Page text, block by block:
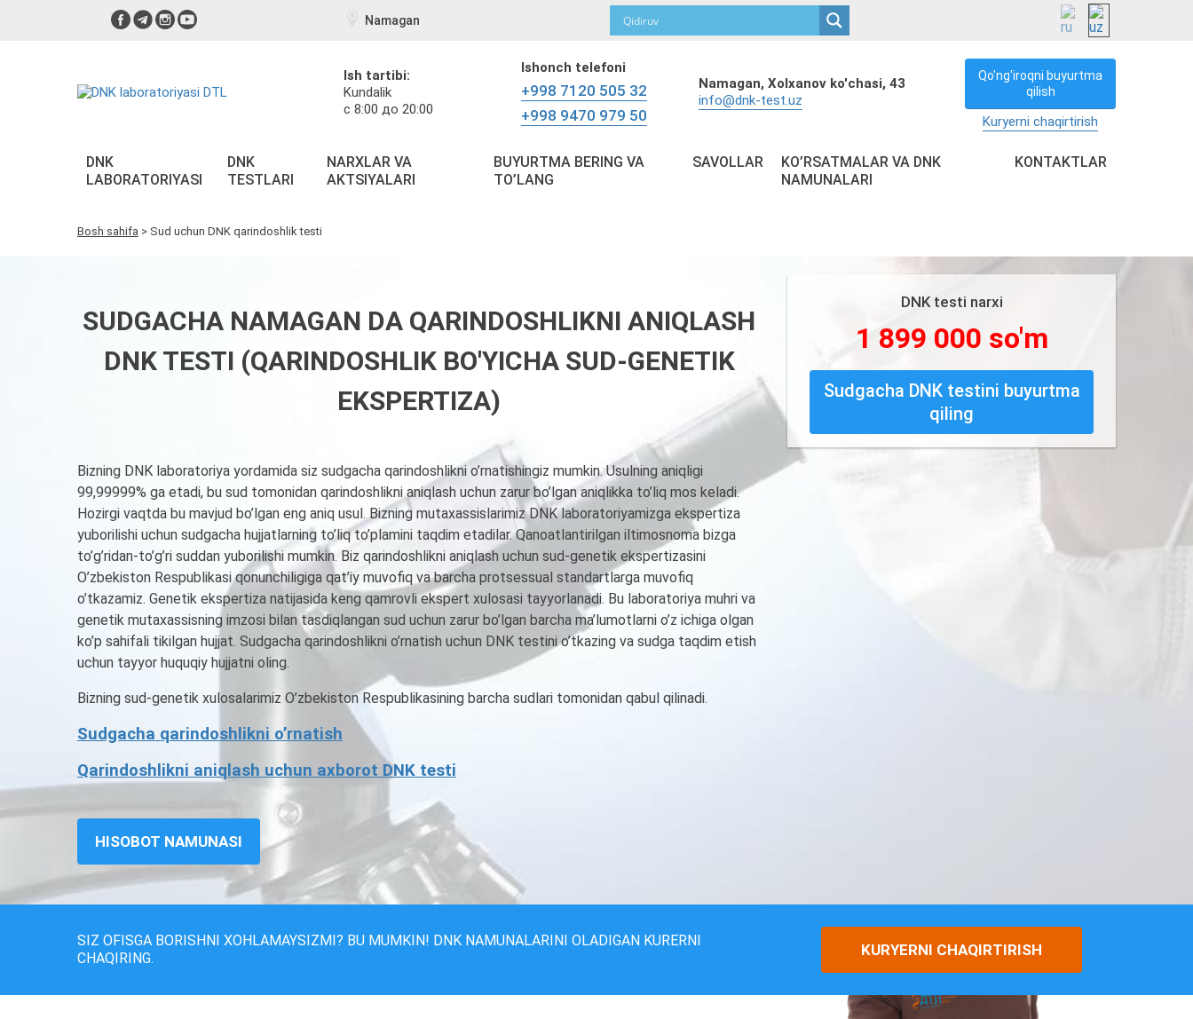
Namagan
Ish tartibi:
Kundalik
с 8:00 до 20:00
Ishonch telefoni
+998 7120 505 32
+998 9470 979 50
Namagan, Xolxanov ko'chasi, 43
info@dnk-test.uz
Qo'ng'iroqni buyurtma
qilish
Kuryerni chaqirtirish
DNK
LABORATORIYASI
DNK
TESTLARI
NARXLAR VA
AKTSIYALARI
BUYURTMA BERING VA
TO’LANG
SAVOLLAR
KO’RSATMALAR VA DNK
NAMUNALARI
KONTAKTLAR
Bosh sahifa > Sud uchun DNK qarindoshlik testi
SUDGACHA NAMAGAN DA QARINDOSHLIKNI ANIQLASH
DNK TESTI (QARINDOSHLIK BO'YICHA SUD-GENETIK
EKSPERTIZA)
Bizning DNK laboratoriya yordamida siz sudgacha qarindoshlikni o’rnatishingiz mumkin. Usulning aniqligi
99,99999% ga etadi, bu sud tomonidan qarindoshlikni aniqlash uchun zarur bo’lgan aniqlikka to’liq mos keladi.
Hozirgi vaqtda bu mavjud bo’lgan eng aniq usul. Bizning mutaxassislarimiz DNK laboratoriyamizga ekspertiza
yuborilishi uchun sudgacha hujjatlarning to’liq to’plamini taqdim etadilar. Qanoatlantirilgan iltimosnoma bizga
to’g’ridan-to’g’ri suddan yuborilishi mumkin. Biz qarindoshlikni aniqlash uchun sud-genetik ekspertizasini
O’zbekiston Respublikasi qonunchiligiga qat’iy muvofiq va barcha protsessual standartlarga muvofiq
o’tkazamiz. Genetik ekspertiza natijasida keng qamrovli ekspert xulosasi tayyorlanadi. Bu laboratoriya muhri va
genetik mutaxassisning imzosi bilan tasdiqlangan sud uchun zarur bo’lgan barcha ma’lumotlarni o’z ichiga olgan
ko’p sahifali tikilgan hujjat. Sudgacha qarindoshlikni o’rnatish uchun DNK testini o’tkazing va sudga taqdim etish
uchun tayyor huquqiy hujjatni oling.
Bizning sud-genetik xulosalarimiz O’zbekiston Respublikasining barcha sudlari tomonidan qabul qilinadi.
Sudgacha qarindoshlikni o’rnatish
Qarindoshlikni aniqlash uchun axborot DNK testi
HISOBOT NAMUNASI
DNK testi narxi
1 899 000 so'm
Sudgacha DNK testini buyurtma
qiling
SIZ OFISGA BORISHNI XOHLAMAYSIZMI? BU MUMKIN! DNK NAMUNALARINI OLADIGAN KURERNI
CHAQIRING.
KURYERNI CHAQIRTIRISH